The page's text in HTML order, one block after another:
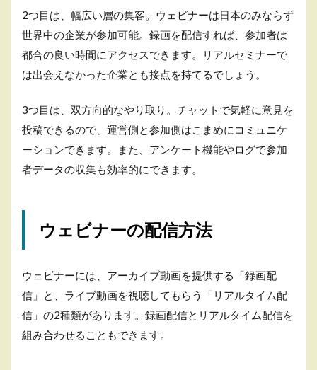
の
構
成
方
法
テー
タイ
トル
4.1.1
印象
導入
部
分
イン
2つ目は、幅広い層の集客。ウェビナーは日本のみならず
世界中の企業が参加可能。録画を配信すれば、参加者は
都合の良い時間にアクセスできます。リアルセミナーで
は出会えなかった企業とも接点を持てるでしょう。
3つ目は、双方向的なやり取り。チャットで気軽に意見を
投稿できるので、運営側と参加側はこまめにコミュニケ
ーションできます。また、アンケート機能やログで参加
者データの収集も効率的にできます。
ウェビナーの配信方法
ウェビナーには、アーカイブ動画を提供する「録画配
信」と、ライブ動画を視聴してもらう「リアルタイム配
信」の2種類があります。録画配信とリアルタイム配信を
組み合わせることもできます。